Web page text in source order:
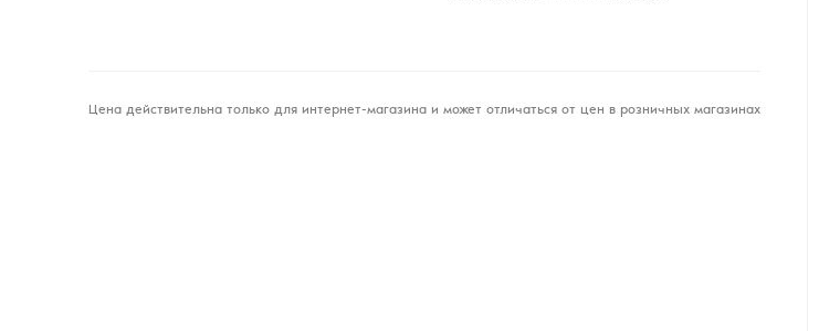
Цена действительна только для интернет-магазина и может отличаться от цен в розничных магазинах